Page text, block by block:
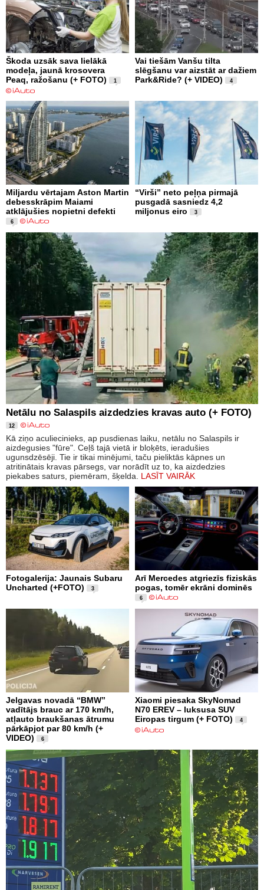
Škoda uzsāk sava lielākā
modeļa, jaunā krosovera
Peaq, ražošanu (+ FOTO)
1
Vai tiešām Vanšu tilta
slēgšanu var aizstāt ar dažiem
Park&Ride? (+ VIDEO)
4
Miljardu vērtajam Aston Martin
debesskrāpim Maiami
atklājušies nopietni defekti
6
“Virši” neto peļņa pirmajā
pusgadā sasniedz 4,2
miljonus eiro
3
Netālu no Salaspils aizdedzies kravas auto (+ FOTO)
12
Kā ziņo aculiecinieks, ap pusdienas laiku, netālu no Salaspils ir
aizdegusies "fūre". Ceļš tajā vietā ir bloķēts, ieradušies
ugunsdzēsēji. Tie ir tikai minējumi, taču pieliktās kāpnes un
atritinātais kravas pārsegs, var norādīt uz to, ka aizdedzies
piekabes saturs, piemēram, šķelda. LASĪT VAIRĀK
Fotogalerija: Jaunais Subaru
Uncharted (+FOTO)
3
Arī Mercedes atgriezīs fiziskās
pogas, tomēr ekrāni dominēs
6
Jelgavas novadā “BMW”
vadītājs brauc ar 170 km/h,
atļauto braukšanas ātrumu
pārkāpjot par 80 km/h (+
VIDEO)
6
Xiaomi piesaka SkyNomad
N70 EREV – luksusa SUV
Eiropas tirgum (+ FOTO)
4